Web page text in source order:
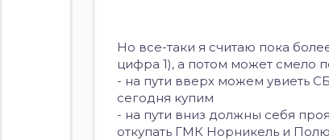
Но все-таки я считаю пока
цифра 1), а потом может смело
- на пути вверх можем увиеть
сегодня купим
- на пути вниз должны себя
откупать ГМК Норникель и